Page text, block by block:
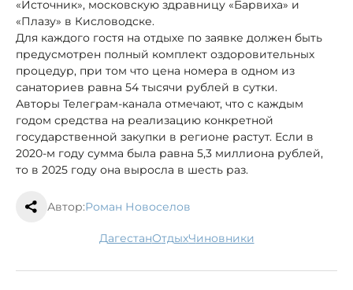
«Источник», московскую здравницу «Барвиха» и
«Плазу» в Кисловодске.
Для каждого гостя на отдыхе по заявке должен быть
предусмотрен полный комплект оздоровительных
процедур, при том что цена номера в одном из
санаториев равна 54 тысячи рублей в сутки.
Авторы Телеграм-канала отмечают, что с каждым
годом средства на реализацию конкретной
государственной закупки в регионе растут. Если в
2020-м году сумма была равна 5,3 миллиона рублей,
то в 2025 году она выросла в шесть раз.
Автор:Роман Новоселов
Дагестан отдых чиновники